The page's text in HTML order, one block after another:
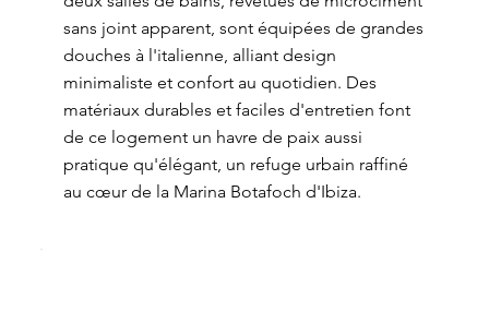
sans joint apparent, sont équipées de grandes
douches à l'italienne, alliant design
minimaliste et confort au quotidien. Des
matériaux durables et faciles d'entretien font
de ce logement un havre de paix aussi
pratique qu'élégant, un refuge urbain raffiné
au cœur de la Marina Botafoch d'Ibiza.